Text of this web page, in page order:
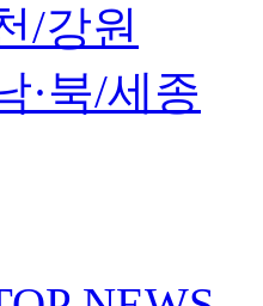
/강원
·북/세종